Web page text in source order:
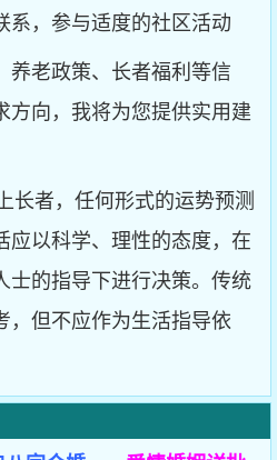
系，参与适度的社区活动
养老政策、长者福利等信
方向，我将为您提供实用建
长者，任何形式的运势预测
应以科学、理性的态度，在
士的指导下进行决策。传统
，但不应作为生活指导依